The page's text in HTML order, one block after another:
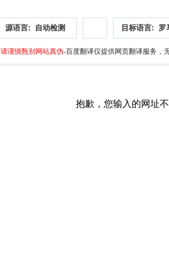
源语言: 自动检测 目标语言: 罗
请谨慎甄别网站真伪-百度翻译仅提供网页翻译服务，